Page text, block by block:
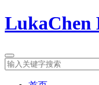
LukaChen